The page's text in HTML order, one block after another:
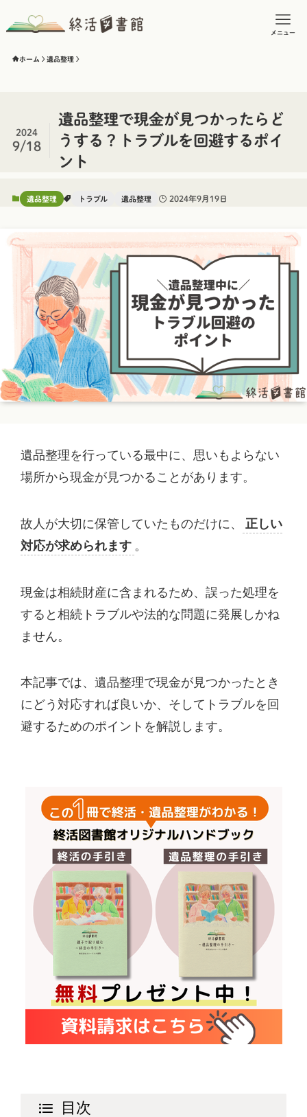
メニュー
ホーム 遺品整理
遺品整理で現金が見つかったらど
うする？トラブルを回避するポイ
ント
2024
9/18
遺品整理 トラブル 遺品整理 2024年9月19日
遺品整理を行っている最中に、思いもよらない
場所から現金が見つかることがあります。
故人が大切に保管していたものだけに、
正しい
対応が求められます 。
現金は相続財産に含まれるため、誤った処理を
すると相続トラブルや法的な問題に発展しかね
ません。
本記事では、遺品整理で現金が見つかったとき
にどう対応すれば良いか、そしてトラブルを回
避するためのポイントを解説します。
目次